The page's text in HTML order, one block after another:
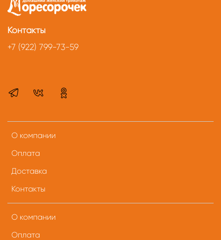
О компании
Оплата
Доставка
Контакты
О компании
Оплата
Контакты
+7 (922) 799-73-59